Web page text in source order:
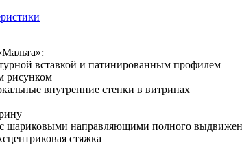
вставкой и патинированным профилем
рисунком
внутренние стенки в витринах
шариковыми направляющими полного
стяжка